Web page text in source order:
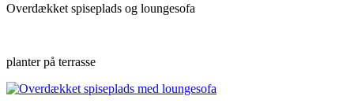
Overdækket spiseplads og loungesofa
planter på terrasse